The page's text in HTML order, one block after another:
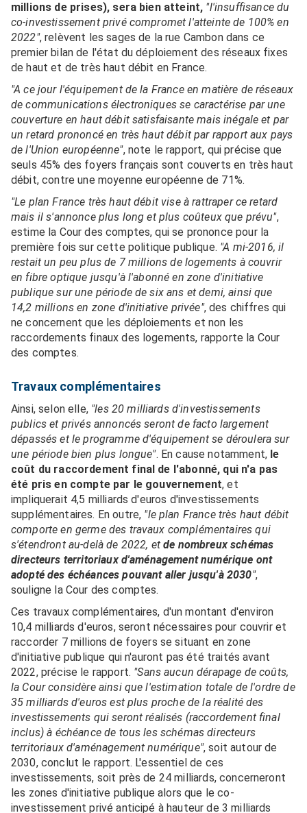
millions de prises), sera bien atteint, "l'insuffisance du
co-investissement privé compromet l'atteinte de 100% en
2022", relèvent les sages de la rue Cambon dans ce
premier bilan de l'état du déploiement des réseaux fixes
de haut et de très haut débit en France.
"A ce jour l'équipement de la France en matière de réseaux
de communications électroniques se caractérise par une
couverture en haut débit satisfaisante mais inégale et par
un retard prononcé en très haut débit par rapport aux pays
de l'Union européenne", note le rapport, qui précise que
seuls 45% des foyers français sont couverts en très haut
débit, contre une moyenne européenne de 71%.
"Le plan France très haut débit vise à rattraper ce retard
mais il s'annonce plus long et plus coûteux que prévu",
estime la Cour des comptes, qui se prononce pour la
première fois sur cette politique publique. "A mi-2016, il
restait un peu plus de 7 millions de logements à couvrir
en fibre optique jusqu'à l'abonné en zone d'initiative
publique sur une période de six ans et demi, ainsi que
14,2 millions en zone d'initiative privée", des chiffres qui
ne concernent que les déploiements et non les
raccordements finaux des logements, rapporte la Cour
des comptes.
Travaux complémentaires
Ainsi, selon elle, "les 20 milliards d'investissements
publics et privés annoncés seront de facto largement
dépassés et le programme d'équipement se déroulera sur
une période bien plus longue". En cause notamment, le
coût du raccordement final de l'abonné, qui n'a pas
été pris en compte par le gouvernement, et
impliquerait 4,5 milliards d'euros d'investissements
supplémentaires. En outre, "le plan France très haut débit
comporte en germe des travaux complémentaires qui
s'étendront au-delà de 2022, etde nombreux schémas
directeurs territoriaux d'aménagement numérique ont
adopté des échéances pouvant aller jusqu'à 2030",
souligne la Cour des comptes.
Ces travaux complémentaires, d'un montant d'environ
10,4 milliards d'euros, seront nécessaires pour couvrir et
raccorder 7 millions de foyers se situant en zone
d'initiative publique qui n'auront pas été traités avant
2022, précise le rapport. "Sans aucun dérapage de coûts,
la Cour considère ainsi que l'estimation totale de l'ordre de
35 milliards d'euros est plus proche de la réalité des
investissements qui seront réalisés (raccordement final
inclus) à échéance de tous les schémas directeurs
territoriaux d'aménagement numérique", soit autour de
2030, conclut le rapport. L'essentiel de ces
investissements, soit près de 24 milliards, concerneront
les zones d'initiative publique alors que le co-
investissement privé anticipé à hauteur de 3 milliards